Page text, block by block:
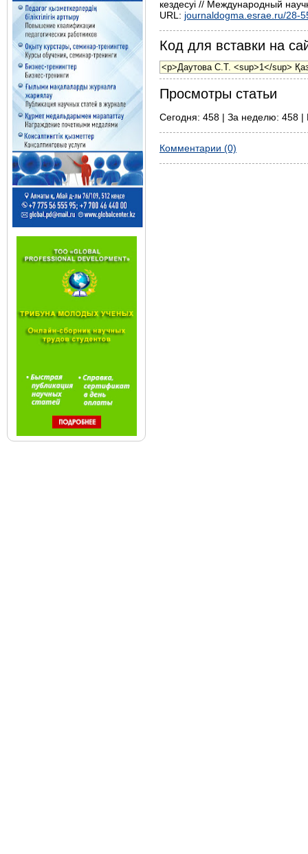
кездесуі // Международный
URL: journaldogma.esrae.ru/28-
Код для вставки на
Просмотры статьи
Сегодня: 458 | За неделю: 458 |
Комментарии (0)